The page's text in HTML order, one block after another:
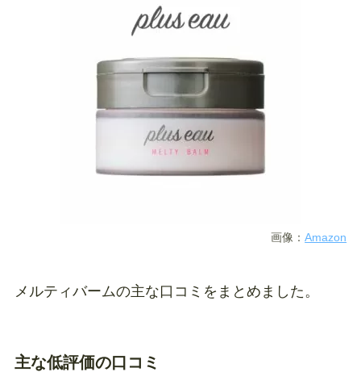
画像：Amazon
メルティバームの主な口コミをまとめました。
主な低評価の口コミ